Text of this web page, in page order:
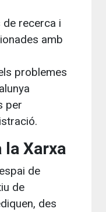
recerca i
amb
problemes
per
la Xarxa
de
de
des